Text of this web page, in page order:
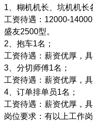
1、糊机机长、坑机机长
工资待遇：12000-
盛友2500型。
2、抱车1名；
工资待遇：薪资优厚，具
3、分切师傅1名；
工资待遇：薪资优厚，具
4、订单排单员1名；
工资待遇：薪资优厚，具
岗位要求：有以上工作